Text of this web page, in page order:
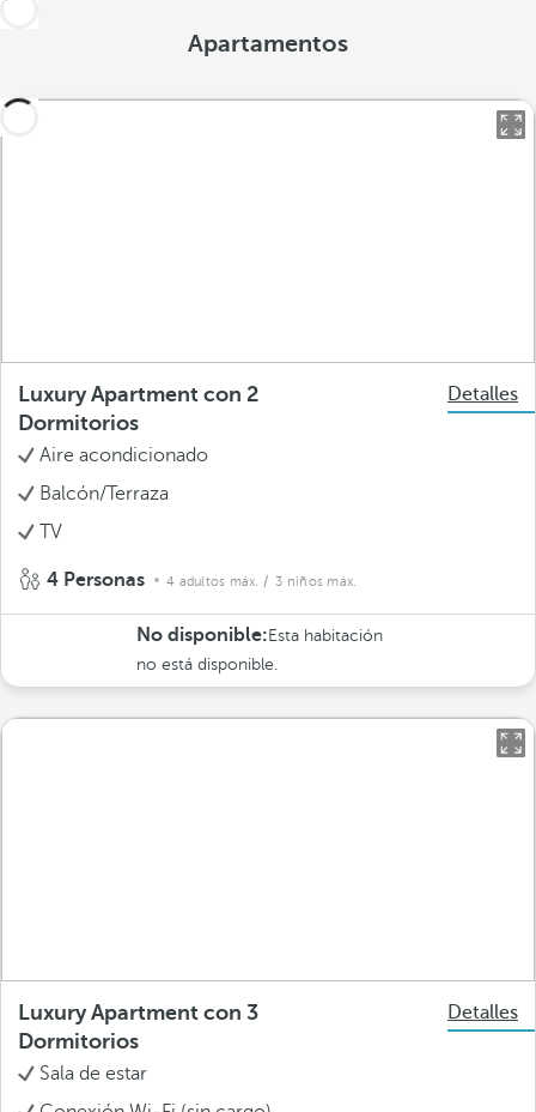
Apartamentos
Luxury Apartment con 2
Dormitorios
Detalles
Aire acondicionado
Balcón/Terraza
TV
4 Personas 4 adultos máx. / 3 niños máx.
No disponible: Esta habitación
no está disponible.
Luxury Apartment con 3
Dormitorios
Detalles
Sala de estar